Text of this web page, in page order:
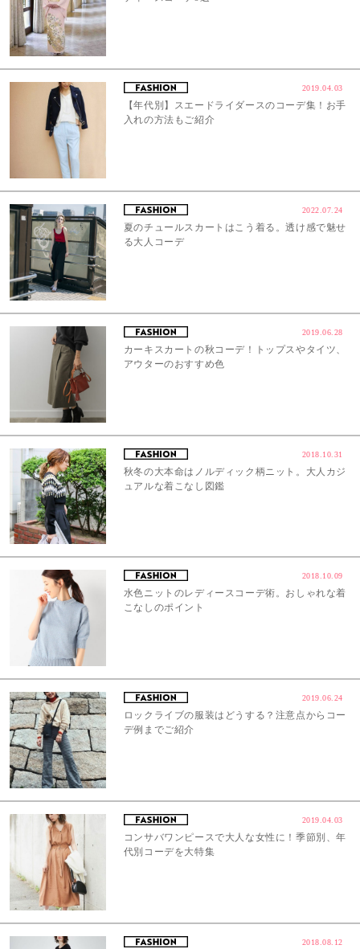
2019.04.03
【年代別】スエードライダースのコーデ集！お手
入れの方法もご紹介
2022.07.24
夏のチュールスカートはこう着る。透け感で魅せ
る大人コーデ
2019.06.28
カーキスカートの秋コーデ！トップスやタイツ、
アウターのおすすめ色
2018.10.31
秋冬の大本命はノルディック柄ニット。大人カジ
ュアルな着こなし図鑑
2018.10.09
水色ニットのレディースコーデ術。おしゃれな着
こなしのポイント
2019.06.24
ロックライブの服装はどうする？注意点からコー
デ例までご紹介
2019.04.03
コンサバワンピースで大人な女性に！季節別、年
代別コーデを大特集
2018.08.12